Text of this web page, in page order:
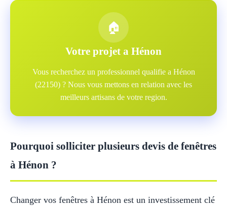
🏠
Votre projet a Hénon
Vous recherchez un professionnel qualifie a Hénon
(22150) ? Nous vous mettons en relation avec les
meilleurs artisans de votre region.
Pourquoi solliciter plusieurs devis de fenêtres
à Hénon ?
Changer vos fenêtres à Hénon est un investissement clé